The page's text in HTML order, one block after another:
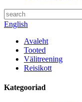
English
Avaleht
Tooted
Välitreening
Reisikott
Kategooriad